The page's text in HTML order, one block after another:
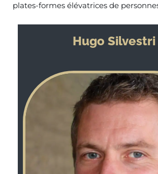
plates-formes élévatrices de
Hugo Silvestri